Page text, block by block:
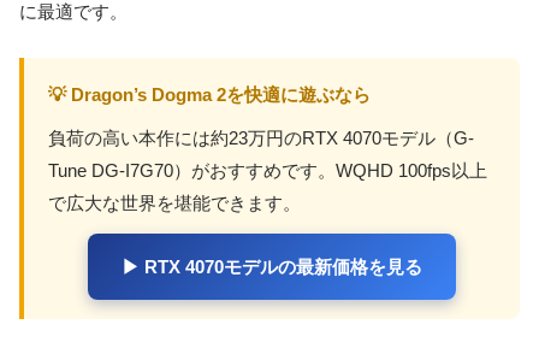
に最適です。
💡 Dragon’s Dogma 2を快適に遊ぶなら
負荷の高い本作には約23万円のRTX 4070モデル（G-
Tune DG-I7G70）がおすすめです。WQHD 100fps以上
で広大な世界を堪能できます。
▶ RTX 4070モデルの最新価格を見る